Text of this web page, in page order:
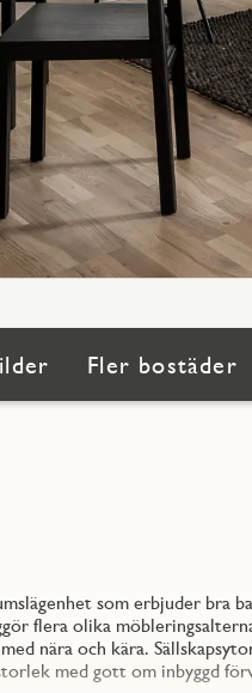
Fler bostäder
som erbjuder bra
flera olika
nära och kära.
med gott om inbyggd